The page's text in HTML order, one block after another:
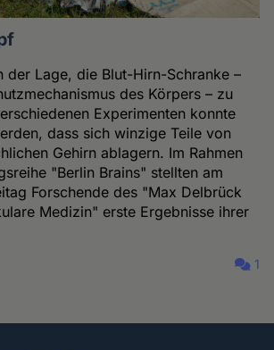
der Lage, die Blut-Hirn-Schranke –
des Körpers – zu
Experimenten konnte
dass sich winzige Teile von
Gehirn ablagern. Im Rahmen
"Berlin Brains" stellten am
Forschende des "Max Delbrück
Medizin" erste Ergebnisse ihrer
1